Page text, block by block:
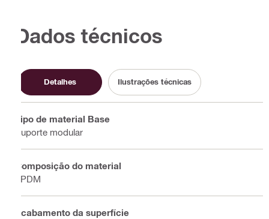
Dados técnicos
Detalhes Ilustrações técnicas
Tipo de material Base
Suporte modular
Composição do material
EPDM
Acabamento da superfície